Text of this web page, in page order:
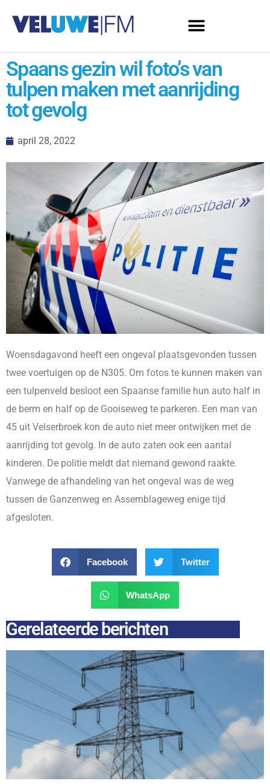
Spaans gezin wil foto’s van
tulpen maken met aanrijding
tot gevolg
april 28, 2022
Woensdagavond heeft een ongeval plaatsgevonden tussen
twee voertuigen op de N305. Om fotos te kunnen maken van
een tulpenveld besloot een Spaanse familie hun auto half in
de berm en half op de Gooiseweg te parkeren. Een man van
45 uit Velserbroek kon de auto niet meer ontwijken met de
aanrijding tot gevolg. In de auto zaten ook een aantal
kinderen. De politie meldt dat niemand gewond raakte.
Vanwege de afhandeling van het ongeval was de weg
tussen de Ganzenweg en Assemblageweg enige tijd
afgesloten.
Facebook Twitter
WhatsApp
Gerelateerde berichten